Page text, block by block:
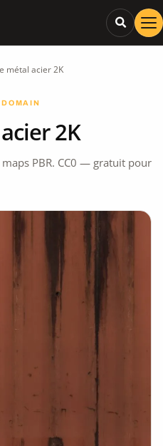
métal acier 2K
2K
PBR. CC0 — gratuit pour